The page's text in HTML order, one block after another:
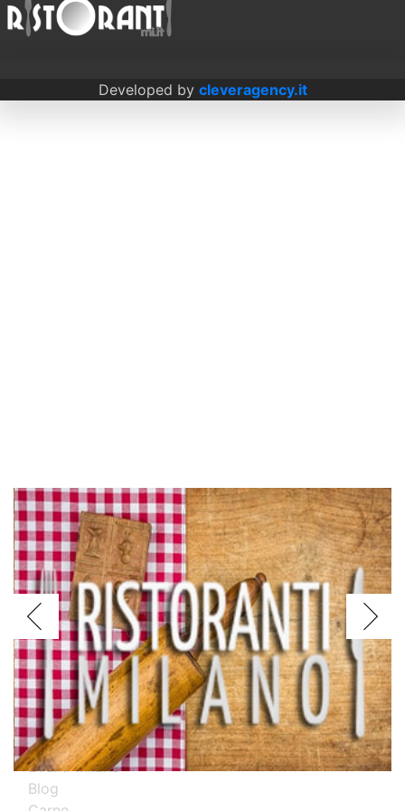
Argentini Brasiliani Cinesi
Giapponesi Spagnoli Thailandesi
Calabresi Campani Emiliani Liguri
Milanesi Piemontesi Pugliesi Romani
Toscani
Prova i nostri migliori ristoranti specializzati
Eventi Milano
Blog
Developed by cleveragency.it